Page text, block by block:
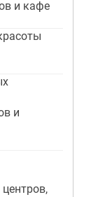
и кафе
и